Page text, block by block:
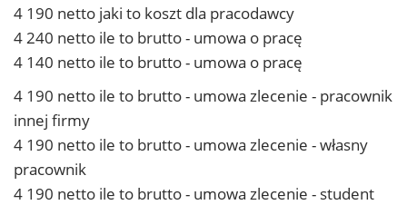
4 190 netto jaki to koszt dla pracodawcy
4 240 netto ile to brutto - umowa o pracę
4 140 netto ile to brutto - umowa o pracę
4 190 netto ile to brutto - umowa zlecenie - pracownik
innej firmy
4 190 netto ile to brutto - umowa zlecenie - własny
pracownik
4 190 netto ile to brutto - umowa zlecenie - student